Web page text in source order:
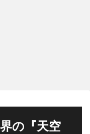
の『天空